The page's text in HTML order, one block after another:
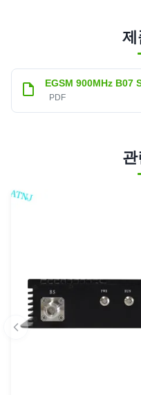
제
EGSM 900MHz B07
PDF